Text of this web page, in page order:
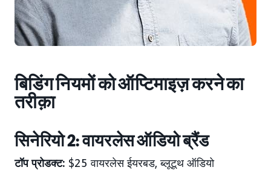
बिडिंग नियमों को ऑप्टिमाइज़ करने का
तरीक़ा
सिनेरियो 2: वायरलेस ऑडियो ब्रैंड
टॉप प्रोडक्ट: $25 वायरलेस ईयरबड, ब्लूटूथ ऑडियो